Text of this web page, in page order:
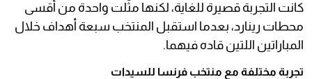
كانت التجربة قصيرة للغاية، لكنها مثّلت واحدة من أقسى
محطات رينارد، بعدما استقبل المنتخب سبعة أهداف خلال
المباراتين اللتين قاده فيهما.
تجربة مختلفة مع منتخب فرنسا للسيدات